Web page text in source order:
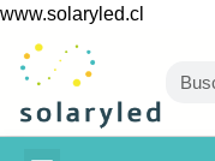
www.solaryled.cl